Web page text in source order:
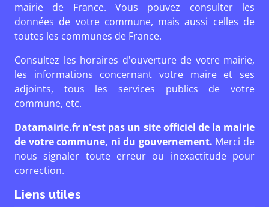
mairie de France. Vous pouvez consulter les
données de votre commune, mais aussi celles de
toutes les communes de France.
Consultez les horaires d'ouverture de votre mairie,
les informations concernant votre maire et ses
adjoints, tous les services publics de votre
commune, etc.
Datamairie.fr n'est pas un site officiel de la mairie
de votre commune, ni du gouvernement. Merci de
nous signaler toute erreur ou inexactitude pour
correction.
Liens utiles